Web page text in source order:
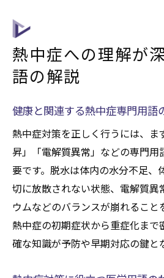
熱中症への理解が
語の解説
健康と関連する熱中症専門用語
熱中症対策を正しく行うには、ま
昇」「電解質異常」などの専門用
要です。脱水は体内の水分不足、
切に放散されない状態、電解質異
ウムなどのバランスが崩れること
熱中症の初期症状から重症化まで
確な知識が予防や早期対応の鍵と